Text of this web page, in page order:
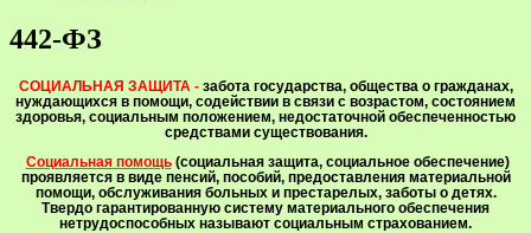
442-ФЗ
СОЦИАЛЬНАЯ ЗАЩИТА - забота государства, общества о гражданах,
нуждающихся в помощи, содействии в связи с возрастом, состоянием
здоровья, социальным положением, недостаточной обеспеченностью
средствами существования.
Социальная помощь (социальная защита, социальное обеспечение)
проявляется в виде пенсий, пособий, предоставления материальной
помощи, обслуживания больных и престарелых, заботы о детях.
Твердо гарантированную систему материального обеспечения
нетрудоспособных называют социальным страхованием.